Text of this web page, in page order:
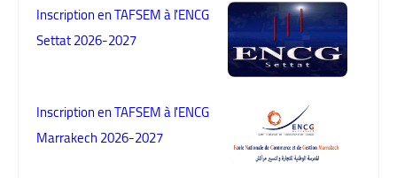
Inscription en TAFSEM à l'ENCG
Settat 2026-2027
Inscription en TAFSEM à l'ENCG
Marrakech 2026-2027